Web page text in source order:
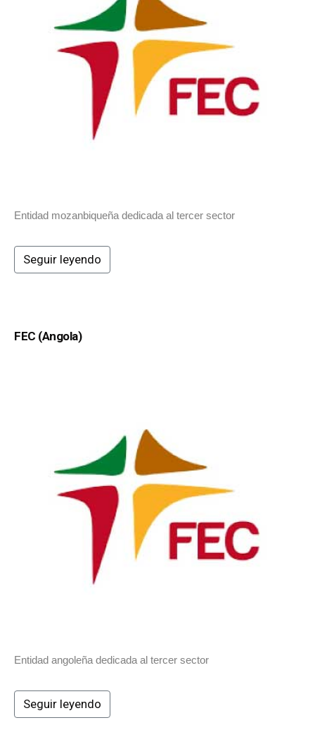
Entidad mozanbiqueña dedicada al tercer sector
Seguir leyendo
FEC (Angola)
Entidad angoleña dedicada al tercer sector
Seguir leyendo